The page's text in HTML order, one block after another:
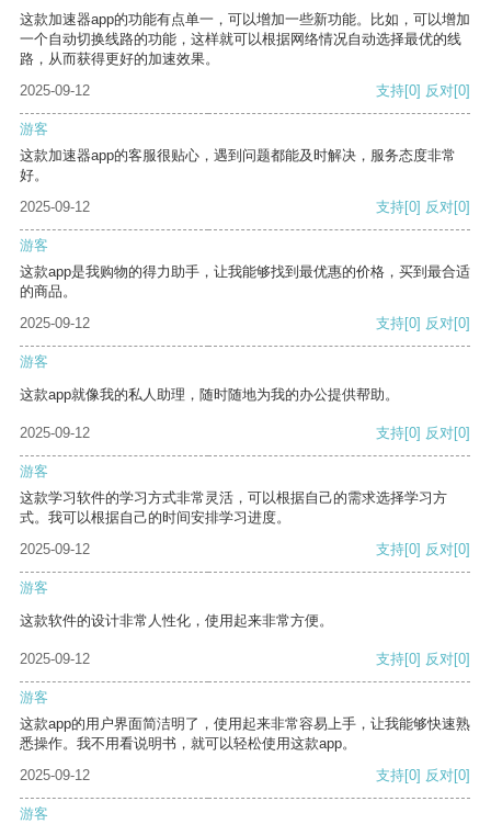
这款加速器app的功能有点单一，可以增加一些新功能。比如，可以增加
一个自动切换线路的功能，这样就可以根据网络情况自动选择最优的线
路，从而获得更好的加速效果。
2025-09-12
支持[0] 反对[0]
游客
这款加速器app的客服很贴心，遇到问题都能及时解决，服务态度非常
好。
2025-09-12
支持[0] 反对[0]
游客
这款app是我购物的得力助手，让我能够找到最优惠的价格，买到最合适
的商品。
2025-09-12
支持[0] 反对[0]
游客
这款app就像我的私人助理，随时随地为我的办公提供帮助。
2025-09-12 支持[0] 反对[0]
游客
这款学习软件的学习方式非常灵活，可以根据自己的需求选择学习方
式。我可以根据自己的时间安排学习进度。
2025-09-12
支持[0] 反对[0]
游客
这款软件的设计非常人性化，使用起来非常方便。
2025-09-12 支持[0] 反对[0]
游客
这款app的用户界面简洁明了，使用起来非常容易上手，让我能够快速熟
悉操作。我不用看说明书，就可以轻松使用这款app。
2025-09-12
支持[0] 反对[0]
游客